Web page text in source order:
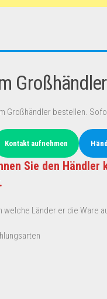
Großhändler bestellen.
Kontakt aufnehmen
Sie den
welche Länder er die Ware